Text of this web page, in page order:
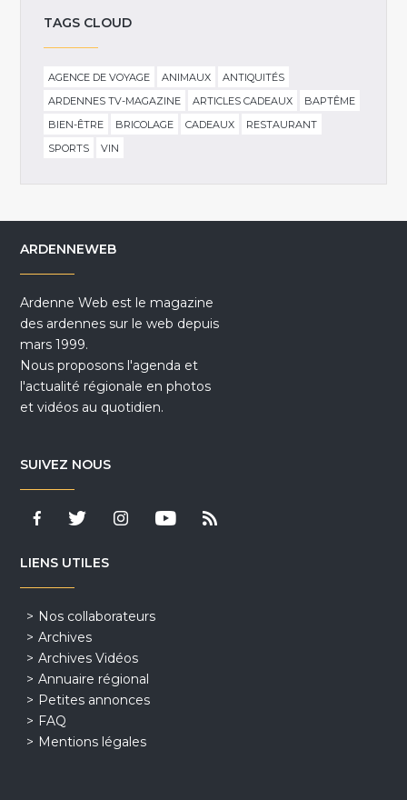
TAGS CLOUD
AGENCE DE VOYAGE ANIMAUX
ANTIQUITÉS
ARDENNES TV-MAGAZINE
ARTICLES CADEAUX
BAPTÊME
BIEN-ÊTRE
BRICOLAGE CADEAUX
RESTAURANT
SPORTS
VIN
ARDENNEWEB
Ardenne Web est le magazine
des ardennes sur le web depuis
mars 1999.
Nous proposons l'agenda et
l'actualité régionale en photos
et vidéos au quotidien.
SUIVEZ NOUS
LIENS UTILES
Nos collaborateurs
Archives
Archives Vidéos
Annuaire régional
Petites annonces
FAQ
Mentions légales